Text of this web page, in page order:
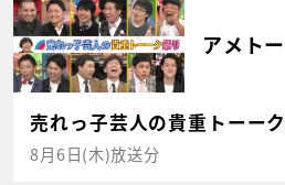
アメト
売れっ子芸人の貴重トーー
8月6日(木)放送分